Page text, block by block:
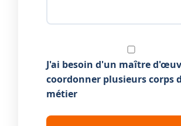
J'ai besoin d'un maître
coordonner plusieurs corps
métier